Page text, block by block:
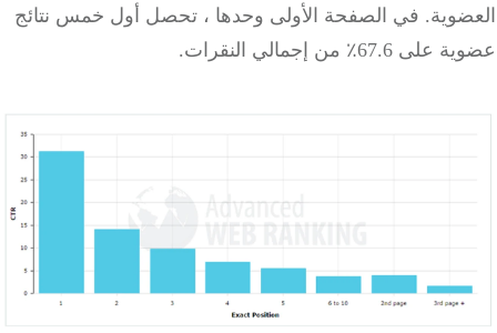
في الصفحة الأولى وحدها ، تحصل أول خمس نتائج
من إجمالي النقرات.